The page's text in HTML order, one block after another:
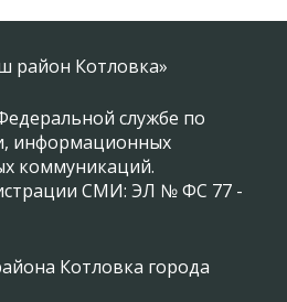
район Котловка»
службе по
информационных
коммуникаций.
СМИ: ЭЛ № ФС 77 -
Котловка города